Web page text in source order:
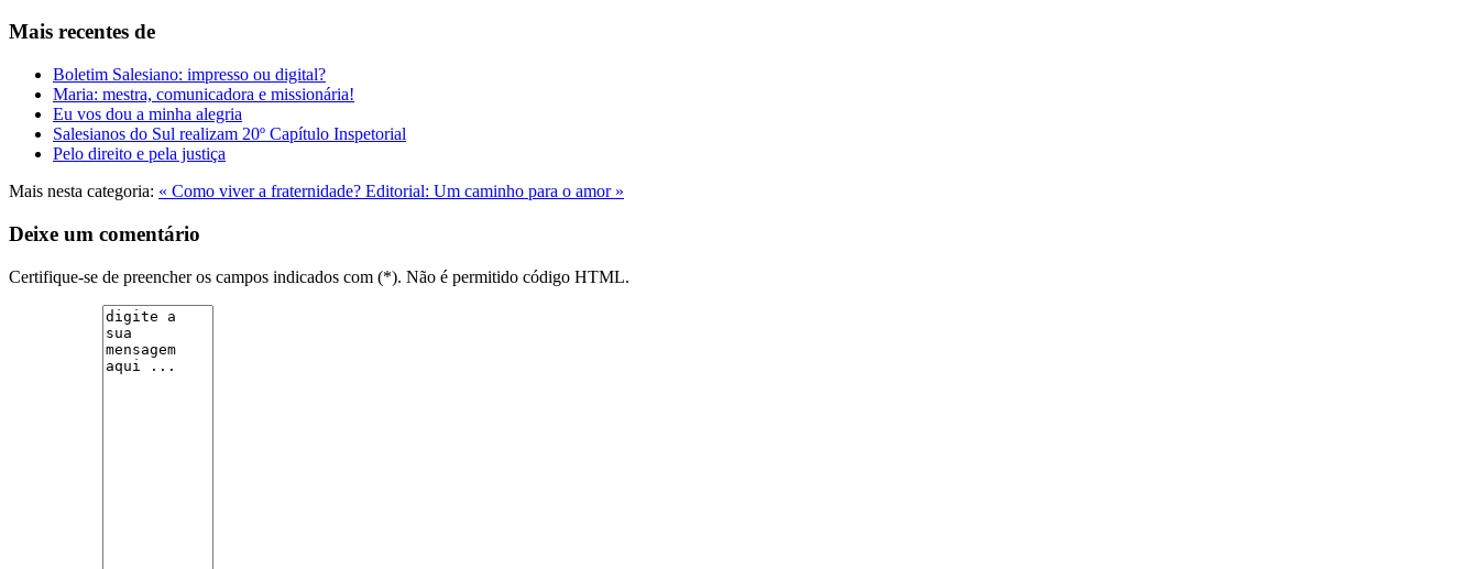
Mais recentes de
Boletim Salesiano: impresso ou digital?
Maria: mestra, comunicadora e missionária!
Eu vos dou a minha alegria
Salesianos do Sul realizam 20º Capítulo Inspetorial
Pelo direito e pela justiça
Mais nesta categoria: « Como viver a fraternidade? Editorial: Um caminho para o amor »
Deixe um comentário
Certifique-se de preencher os campos indicados com (*). Não é permitido código HTML.